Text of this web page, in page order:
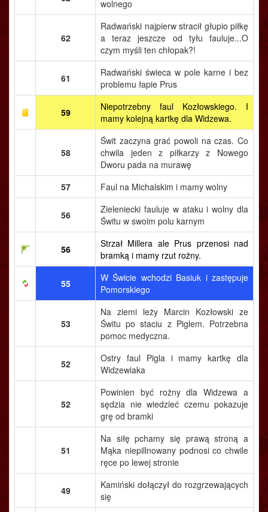
wolnego
62
Radwański najpierw stracił głupio piłkę
a teraz jeszcze od tyłu fauluje...O
czym myśli ten chłopak?!
61
Radwański świeca w pole karne i bez
problemu łapie Prus
59
Niepotrzebny faul Kozłowskiego. I
mamy kolejną kartkę dla Widzewa.
58
Świt zaczyna grać powoli na czas. Co
chwila jeden z piłkarzy z Nowego
Dworu pada na murawę
57
Faul na Michalskim i mamy wolny
56
Zieleniecki fauluje w ataku i wolny dla
Świtu w swoim polu karnym
56
Strzał Millera ale Prus przenosi nad
bramką i mamy rzut rożny.
55
W Świcie wchodzi Basiuk i zastępuje
Pomorskiego
53
Na ziemi leży Marcin Kozłowski ze
Świtu po staciu z Piglem. Potrzebna
pomoc medyczna.
52
Ostry faul Pigla i mamy kartkę dla
Widzewiaka
52
Powinien być rożny dla Widzewa a
sędzia nie wiedzieć czemu pokazuje
grę od bramki
51
Na siłę pchamy się prawą stroną a
Mąka niepillnowany podnosi co chwile
ręce po lewej stronie
49
Kamiński dołączył do rozgrzewających
się